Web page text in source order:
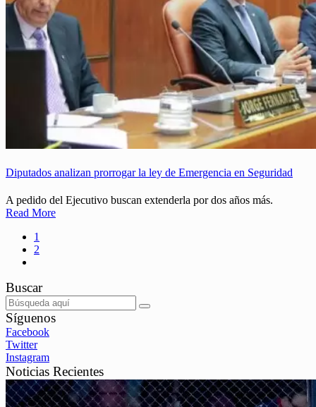
Diputados analizan prorrogar la ley de Emergencia en Seguridad
A pedido del Ejecutivo buscan extenderla por dos años más.
Read More
1
2
Buscar
Síguenos
Facebook
Twitter
Instagram
Noticias Recientes